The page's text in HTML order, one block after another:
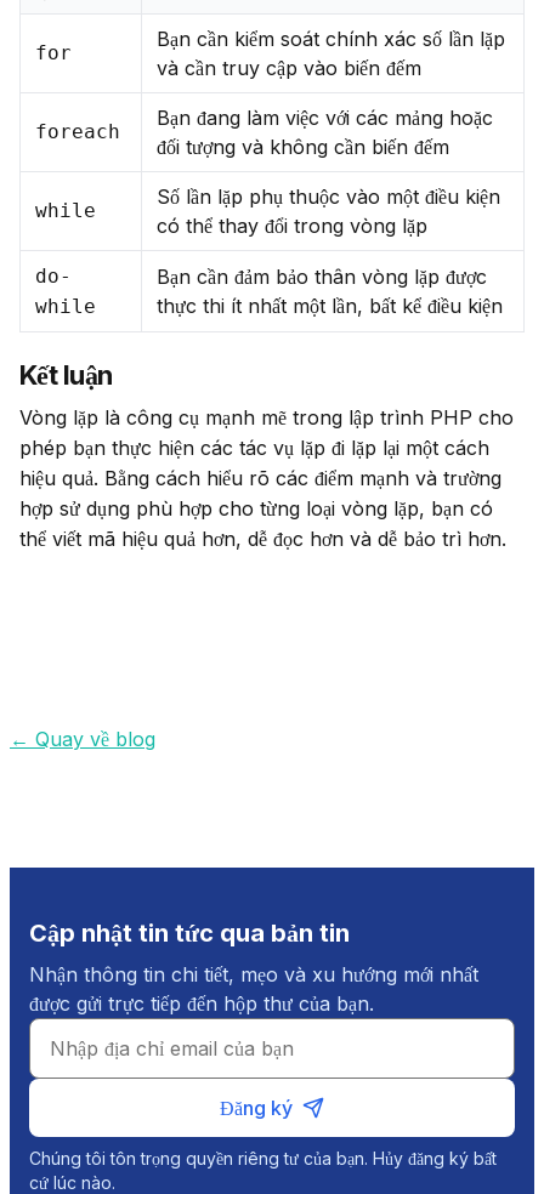
for
Bạn cần kiểm soát chính xác số lần lặp
và cần truy cập vào biến đếm
foreach
Bạn đang làm việc với các mảng hoặc
đối tượng và không cần biến đếm
while
Số lần lặp phụ thuộc vào một điều kiện
có thể thay đổi trong vòng lặp
do-
while
Bạn cần đảm bảo thân vòng lặp được
thực thi ít nhất một lần, bất kể điều kiện
Kết luận
Vòng lặp là công cụ mạnh mẽ trong lập trình PHP cho
phép bạn thực hiện các tác vụ lặp đi lặp lại một cách
hiệu quả. Bằng cách hiểu rõ các điểm mạnh và trường
hợp sử dụng phù hợp cho từng loại vòng lặp, bạn có
thể viết mã hiệu quả hơn, dễ đọc hơn và dễ bảo trì hơn.
← Quay về blog
Cập nhật tin tức qua bản tin
Nhận thông tin chi tiết, mẹo và xu hướng mới nhất
được gửi trực tiếp đến hộp thư của bạn.
Đăng ký
Chúng tôi tôn trọng quyền riêng tư của bạn. Hủy đăng ký bất
cứ lúc nào.